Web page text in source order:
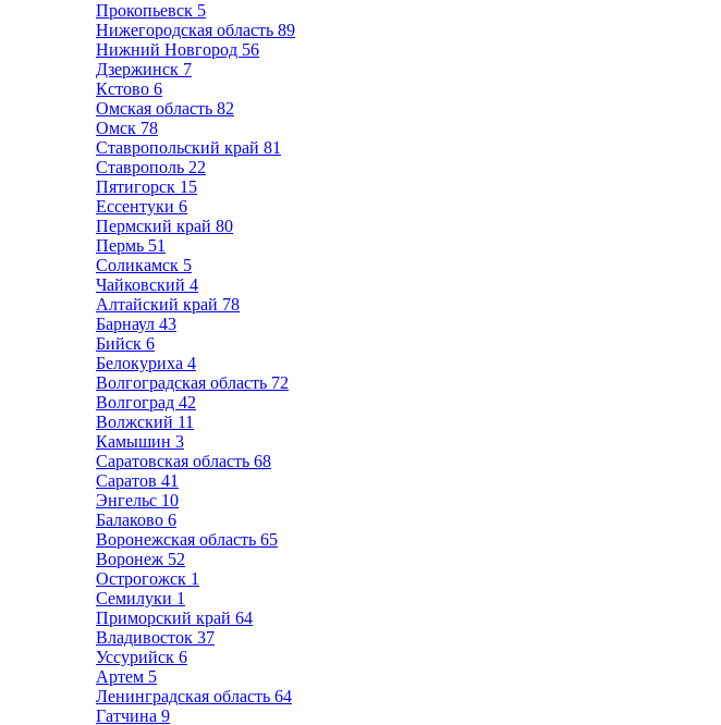
Прокопьевск 5
Нижегородская область 89
Нижний Новгород 56
Дзержинск 7
Кстово 6
Омская область 82
Омск 78
Ставропольский край 81
Ставрополь 22
Пятигорск 15
Ессентуки 6
Пермский край 80
Пермь 51
Соликамск 5
Чайковский 4
Алтайский край 78
Барнаул 43
Бийск 6
Белокуриха 4
Волгоградская область 72
Волгоград 42
Волжский 11
Камышин 3
Саратовская область 68
Саратов 41
Энгельс 10
Балаково 6
Воронежская область 65
Воронеж 52
Острогожск 1
Семилуки 1
Приморский край 64
Владивосток 37
Уссурийск 6
Артем 5
Ленинградская область 64
Гатчина 9